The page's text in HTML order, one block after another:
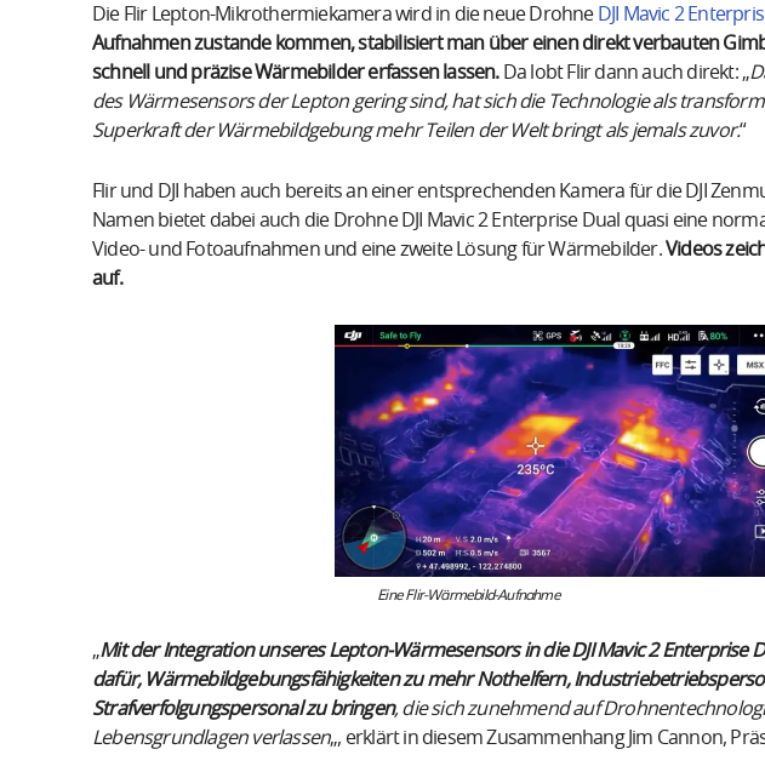
Die Flir Lepton-Mikrothermiekamera wird in die neue Drohne DJI Mavic 2
Aufnahmen zustande kommen, stabilisiert man über einen direkt verbauten
schnell und präzise Wärmebilder erfassen lassen.Da lobt Flir dann auch direkt: „
des Wärmesensors der Lepton gering sind, hat sich die Technologie als
Superkraft der Wärmebildgebung mehr Teilen der Welt bringt als jemals zuvor.“
Flir und DJI haben auch bereits an einer entsprechenden Kamera für die DJI
Namen bietet dabei auch die Drohne DJI Mavic 2 Enterprise Dual quasi eine
Video- und Fotoaufnahmen und eine zweite Lösung für Wärmebilder.Videos
auf.
Eine Flir-Wärmebild-Aufnahme
„Mit der Integration unseres Lepton-Wärmesensors in die DJI Mavic 2 Enterprise
dafür, Wärmebildgebungsfähigkeiten zu mehr Nothelfern,
Strafverfolgungspersonal zu bringen, die sich zunehmend auf
Lebensgrundlagen verlassen„, erklärt in diesem Zusammenhang Jim Cannon,